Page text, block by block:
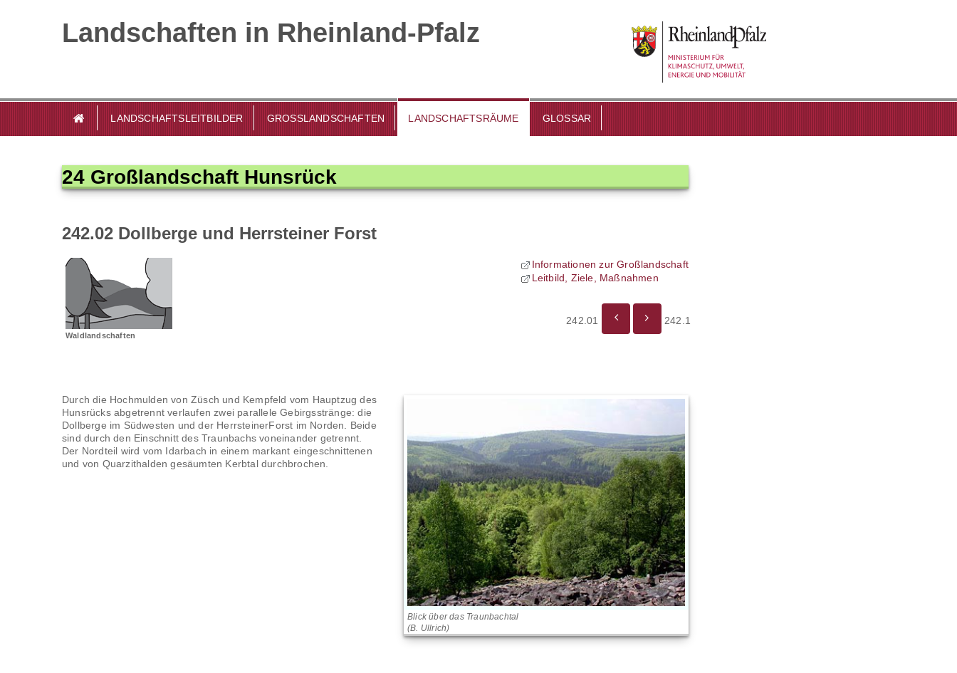
Landschaften in Rheinland-Pfalz
LANDSCHAFTSLEITBILDER GROSSLANDSCHAFTEN LANDSCHAFTSRÄUME GLOSSAR
24 Großlandschaft Hunsrück
242.02 Dollberge und Herrsteiner Forst
Informationen zur Großlandschaft
Leitbild, Ziele, Maßnahmen
Waldlandschaften
242.01 242.1
Blick über das Traunbachtal
(B. Ullrich)
Durch die Hochmulden von Züsch und Kempfeld vom Hauptzug des
Hunsrücks abgetrennt verlaufen zwei parallele Gebirgsstränge: die
Dollberge im Südwesten und der HerrsteinerForst im Norden. Beide
sind durch den Einschnitt des Traunbachs voneinander getrennt.
Der Nordteil wird vom Idarbach in einem markant eingeschnittenen
und von Quarzithalden gesäumten Kerbtal durchbrochen.